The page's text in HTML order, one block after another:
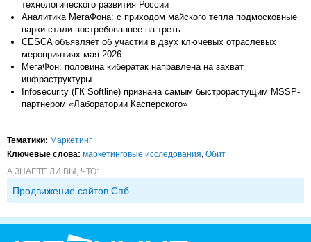
технологического развития России
Аналитика МегаФона: с приходом майского тепла подмосковные
парки стали востребованнее на треть
CESCA объявляет об участии в двух ключевых отраслевых
мероприятиях мая 2026
МегаФон: половина кибератак направлена на захват
инфраструктуры
Infosecurity (ГК Softline) признана самым быстрорастущим MSSP-
партнером «Лаборатории Касперского»
Тематики: Маркетинг
Ключевые слова: маркетинговые исследования, Обит
А ЗНАЕТЕ ЛИ ВЫ, ЧТО:
Продвижение сайтов Спб